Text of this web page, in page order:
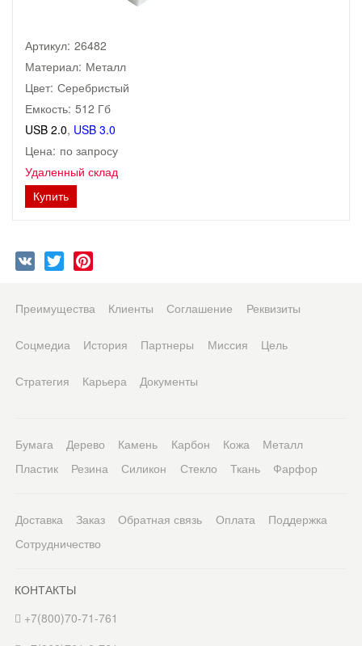
Артикул: 26482
Материал: Металл
Цвет: Серебристый
Емкость: 512 Гб
USB 2.0, USB 3.0
Цена: по запросу
Удаленный склад
Купить
VK Twitter
Преимущества Клиенты Соглашение Реквизиты
Соцмедиа История Партнеры Миссия Цель
Стратегия Карьера Документы
Бумага Дерево Камень Карбон Кожа
Металл
Пластик
Резина Силикон Стекло Ткань Фарфор
Доставка Заказ Обратная связь Оплата
Поддержка
Сотрудничество
КОНТАКТЫ
+7(800)70-71-761